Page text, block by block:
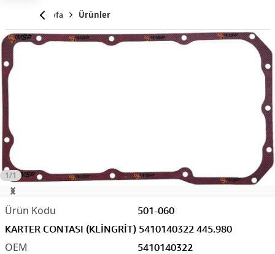
Anasayfa Ürünler
1/1
501-060
5410140322
KARTER CONTASI (KLİNGRİT) 5410140322 445.980